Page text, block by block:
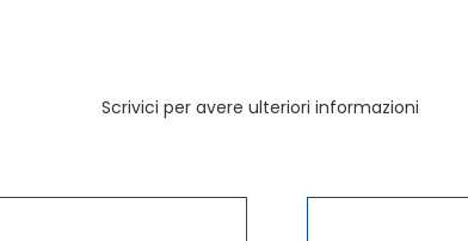
Scrivici per avere ulteriori informazioni